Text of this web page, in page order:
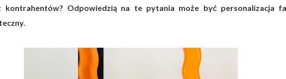
kontrahentów? Odpowiedzią na te pytania może być personalizacja